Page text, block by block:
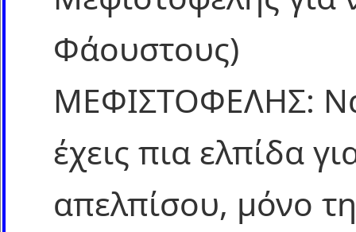
Φάουστους)
ΜΕΦΙΣΤΟΦΕΛΗΣ:
έχεις πια ελπίδα
απελπίσου, μόνο